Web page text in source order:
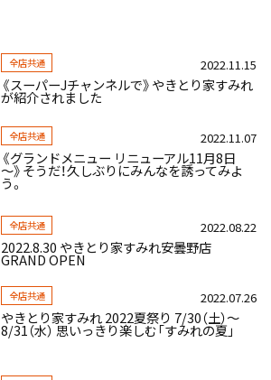
全店共通 2022.11.15
《スーパーJチャンネルで》やきとり家すみれ
が紹介されました
全店共通 2022.11.07
《グランドメニュー リニューアル11月8日
～》そうだ！久しぶりにみんなを誘ってみよ
う。
全店共通 2022.08.22
2022.8.30 やきとり家すみれ安曇野店
GRAND OPEN
全店共通 2022.07.26
やきとり家すみれ 2022夏祭り 7/30（土）～
8/31（水） 思いっきり楽しむ「すみれの夏」